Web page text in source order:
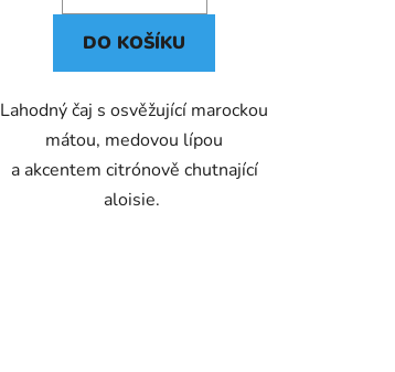
DO KOŠÍKU
Lahodný čaj s osvěžující marockou
mátou, medovou lípou
a akcentem citrónově chutnající
aloisie.